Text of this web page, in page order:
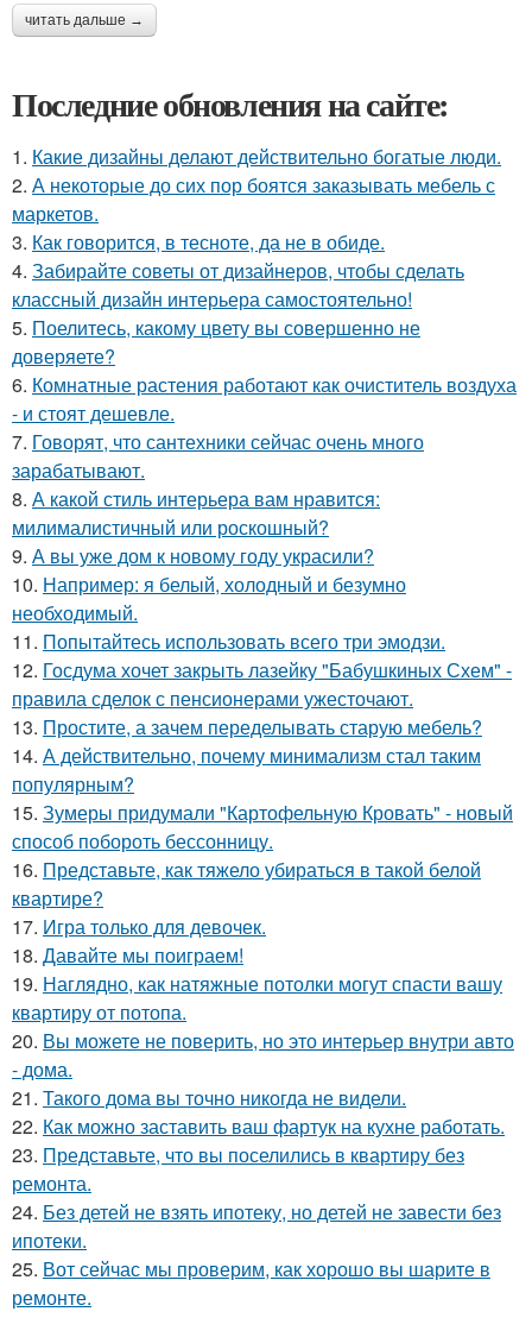
читать дальше →
Последние обновления на сайте:
1. Какие дизайны делают действительно богатые люди.
2. А некоторые до сих пор боятся заказывать мебель с
маркетов.
3. Как говорится, в тесноте, да не в обиде.
4. Забирайте советы от дизайнеров, чтобы сделать
классный дизайн интерьера самостоятельно!
5. Поелитесь, какому цвету вы совершенно не
доверяете?
6. Комнатные растения работают как очиститель воздуха
- и стоят дешевле.
7. Говорят, что сантехники сейчас очень много
зарабатывают.
8. А какой стиль интерьера вам нравится:
милималистичный или роскошный?
9. А вы уже дом к новому году украсили?
10. Например: я белый, холодный и безумно
необходимый.
11. Попытайтесь использовать всего три эмодзи.
12. Госдума хочет закрыть лазейку "Бабушкиных Схем" -
правила сделок с пенсионерами ужесточают.
13. Простите, а зачем переделывать старую мебель?
14. А действительно, почему минимализм стал таким
популярным?
15. Зумеры придумали "Картофельную Кровать" - новый
способ побороть бессонницу.
16. Представьте, как тяжело убираться в такой белой
квартире?
17. Игра только для девочек.
18. Давайте мы поиграем!
19. Наглядно, как натяжные потолки могут спасти вашу
квартиру от потопа.
20. Вы можете не поверить, но это интерьер внутри авто
- дома.
21. Такого дома вы точно никогда не видели.
22. Как можно заставить ваш фартук на кухне работать.
23. Представьте, что вы поселились в квартиру без
ремонта.
24. Без детей не взять ипотеку, но детей не завести без
ипотеки.
25. Вот сейчас мы проверим, как хорошо вы шарите в
ремонте.